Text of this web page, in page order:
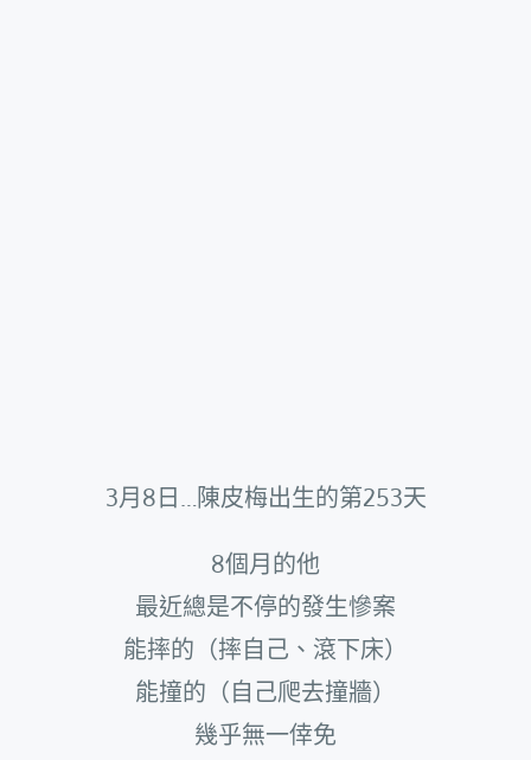
3月8日…陳皮梅出生的第253天
8個月的他
最近總是不停的發生慘案
能摔的（摔自己、滾下床）
能撞的（自己爬去撞牆）
幾乎無一倖免